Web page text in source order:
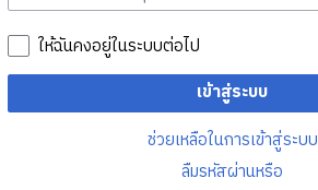
ให้ฉันคงอยู่ในระบบต่อไป
เข้าสู่ระบบ
ช่วยเหลือในการเข้าสู่ระบบ
ลืมรหัสผ่านหรือ